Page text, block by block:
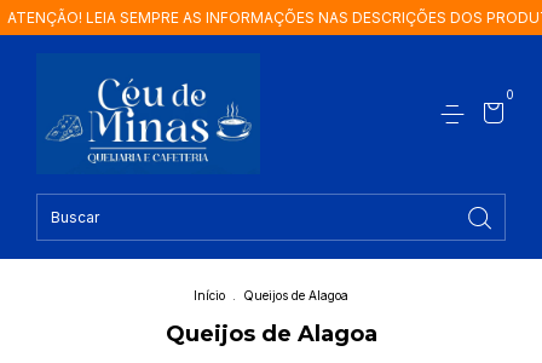
DOS PRODUTOS. ATENÇÃO! LEIA SEMPRE AS
0
Início Queijos de Alagoa
Queijos de Alagoa